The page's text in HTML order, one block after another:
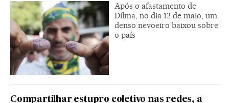
Após o afastamento de
Dilma, no dia 12 de maio, um
denso nevoeiro baixou sobre
o país
Compartilhar estupro coletivo nas redes, a